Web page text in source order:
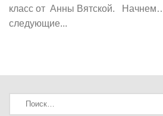
класс от Анны Вятской.
следующие...
Найти: